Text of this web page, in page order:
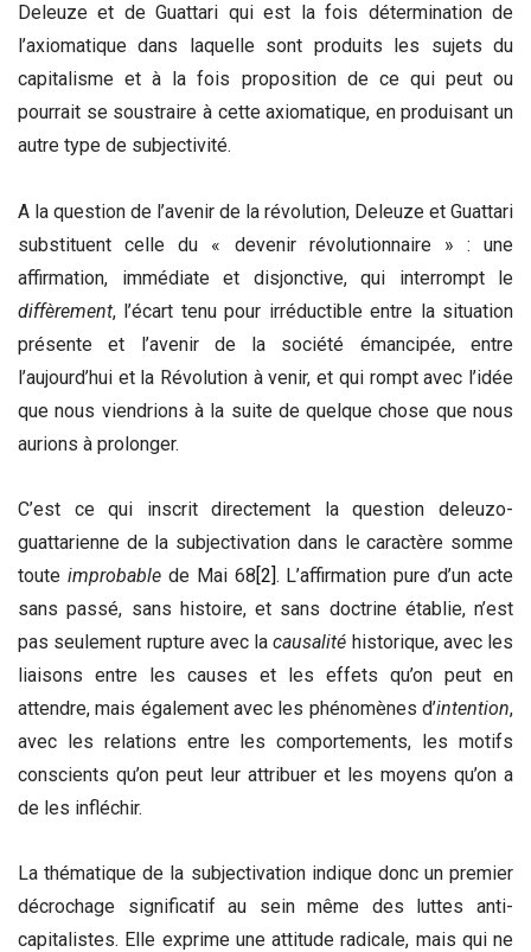
Deleuze et de Guattari qui est la fois détermination de
l’axiomatique dans laquelle sont produits les sujets du
capitalisme et à la fois proposition de ce qui peut ou
pourrait se soustraire à cette axiomatique, en produisant un
autre type de subjectivité.
A la question de l’avenir de la révolution, Deleuze et Guattari
substituent celle du « devenir révolutionnaire » : une
affirmation, immédiate et disjonctive, qui interrompt le
diffèrement, l’écart tenu pour irréductible entre la situation
présente et l’avenir de la société émancipée, entre
l’aujourd’hui et la Révolution à venir, et qui rompt avec l’idée
que nous viendrions à la suite de quelque chose que nous
aurions à prolonger.
C’est ce qui inscrit directement la question deleuzo-
guattarienne de la subjectivation dans le caractère somme
toute improbable de Mai 68[2]. L’affirmation pure d’un acte
sans passé, sans histoire, et sans doctrine établie, n’est
pas seulement rupture avec lacausalité historique, avec les
liaisons entre les causes et les effets qu’on peut en
attendre, mais également avec les phénomènes d’intention,
avec les relations entre les comportements, les motifs
conscients qu’on peut leur attribuer et les moyens qu’on a
de les infléchir.
La thématique de la subjectivation indique donc un premier
décrochage significatif au sein même des luttes anti-
capitalistes. Elle exprime une attitude radicale, mais qui ne